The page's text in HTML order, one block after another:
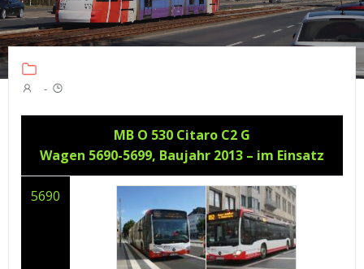
-
MB O 530 Citaro C2 G
Wagen 5690-5699, Baujahr 2013 – im Einsatz
5690